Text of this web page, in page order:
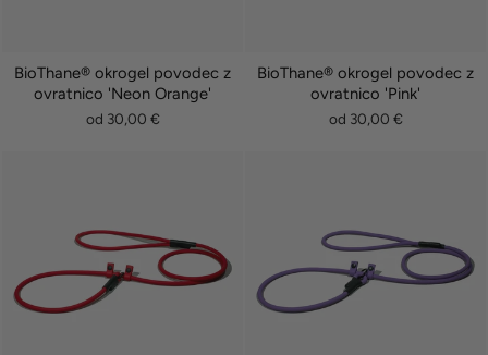
BioThane® okrogel povodec z
ovratnico 'Neon Orange'
od 30,00 €
BioThane® okrogel povodec z
ovratnico 'Pink'
od 30,00 €